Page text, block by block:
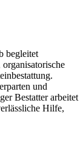
begleitet
und
Bestatter arbeitet
Hilfe,